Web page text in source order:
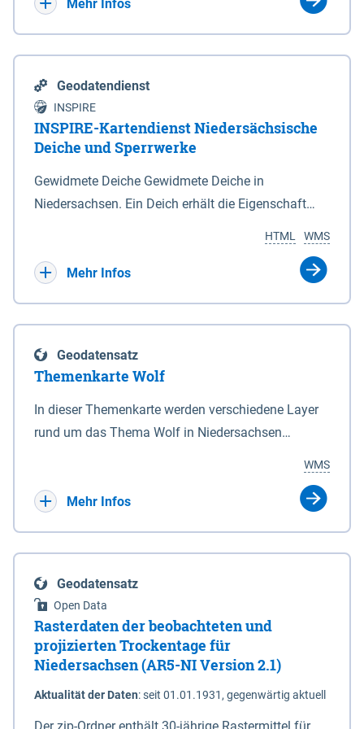
Mehr Infos
Geodatendienst
INSPIRE
INSPIRE-Kartendienst Niedersächsische
Deiche und Sperrwerke
Gewidmete Deiche Gewidmete Deiche in
Niedersachsen. Ein Deich erhält die Eigenschaft
Deichbehörde durch Verordnung ausspricht. Für
enthalten. Sperrwerke Sperrwerke sind Bauwerke
mit Sperrvorrichtungen in Tidegewässern, die dem
Schutz eines Gebietes vor erhöhten Tiden, vor allem
vor Sturmfluten, zu dienen bestimmt sind (§2 Abs.3
Eigenschaft eines Sperrwerkes durch Widmung, die
die Deichbehörde durch Verordnung ausspricht.
WMS
HTML
Mehr Infos
Geodatensatz
Themenkarte Wolf
In dieser Themenkarte werden verschiedene Layer
rund um das Thema Wolf in Niedersachsen
sowie Status der bestehenden Wolfsterritorien im
laufenden Monitoringjahr.
WMS
Mehr Infos
Geodatensatz
Open Data
Rasterdaten der beobachteten und
projizierten Trockentage für
Niedersachsen (AR5-NI Version 2.1)
Aktualität der Daten:seit 01.01.1931, gegenwärtig aktuell